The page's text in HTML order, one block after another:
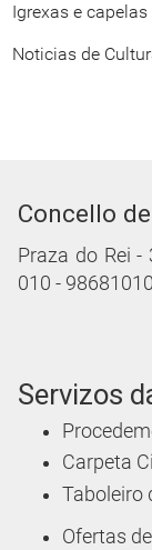
Igrexas e capelas
Noticias de
Concello
Praza do Rei -
010 -
Servizos
Carpeta
Taboleiro
Ofertas